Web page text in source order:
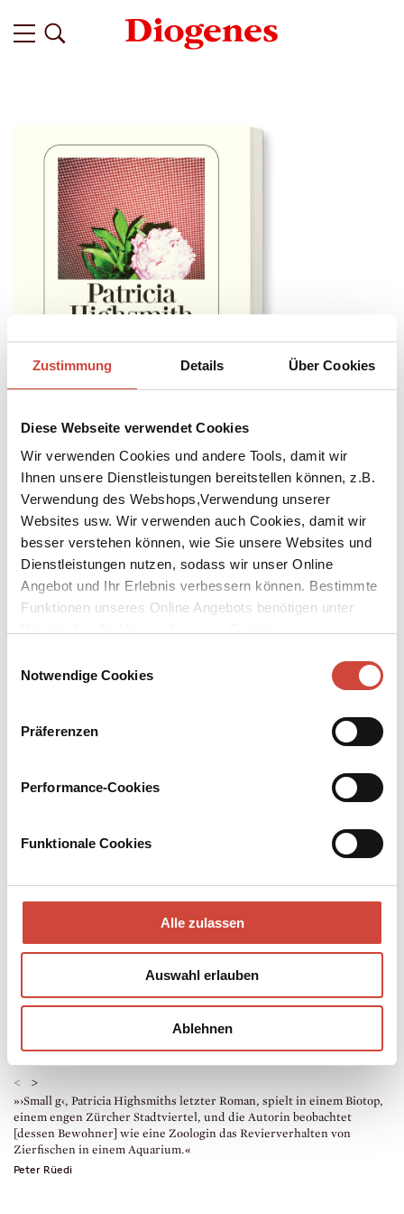
Zustimmung Details Über Cookies
Diese Webseite verwendet Cookies
Wir verwenden Cookies und andere Tools, damit wir
Ihnen unsere Dienstleistungen bereitstellen können, z.B.
Verwendung des Webshops,Verwendung unserer
Websites usw. Wir verwenden auch Cookies, damit wir
besser verstehen können, wie Sie unsere Websites und
Dienstleistungen nutzen, sodass wir unser Online
Angebot und Ihr Erlebnis verbessern können. Bestimmte
Funktionen unseres Online Angebots benötigen unter
Notwendige Cookies
Präferenzen
Performance-Cookies
Funktionale Cookies
Alle zulassen
Auswahl erlauben
Ablehnen
Download Bilddatei ↘
Kaufen
Small g - eine Sommeridylle
Amerikanischen von Matthias Jendis. Mit einem Nachwort von
Paul Ingendaay
Im ›Small g‹, einer Zürcher Vorstadtkneipe mit zum Teil schwuler
Klientel, kreuzen sich die Wege einsamer Habitués. Eines Tages
Gefühle völlig unterschiedlicher Männer und Frauen
durcheinander: eine Bewährungsprobe und tödliche Bedrohung für
Patricia Highsmiths letzter Roman.
€ (D) 11.90 / sFr 17.90* / € (A) 12.30
* unverb. Preisempfehlung
Drucken
< >
»›Small g‹, Patricia Highsmiths letzter Roman, spielt in einem Biotop,
einem engen Zürcher Stadtviertel, und die Autorin beobachtet
[dessen Bewohner] wie eine Zoologin das Revierverhalten von
Zierfischen in einem Aquarium.«
Peter Rüedi